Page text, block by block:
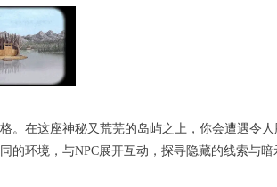
在这座神秘又荒芜的岛屿之上，你会遭遇令
环境，与NPC展开互动，探寻隐藏的线索与